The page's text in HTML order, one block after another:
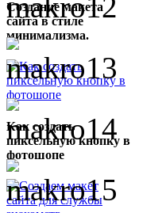
Создание макета
сайта в стиле
минимализма.
Как создать
пиксельную кнопку в
фотошопе